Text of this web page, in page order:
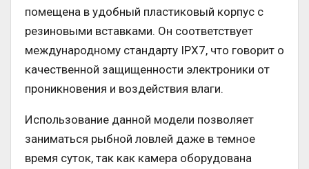
помещена в удобный пластиковый корпус с
резиновыми вставками. Он соответствует
международному стандарту IPX7, что говорит о
качественной защищенности электроники от
проникновения и воздействия влаги.
Использование данной модели позволяет
заниматься рыбной ловлей даже в темное
время суток, так как камера оборудована